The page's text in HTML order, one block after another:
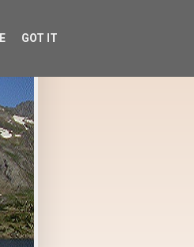
GOT IT